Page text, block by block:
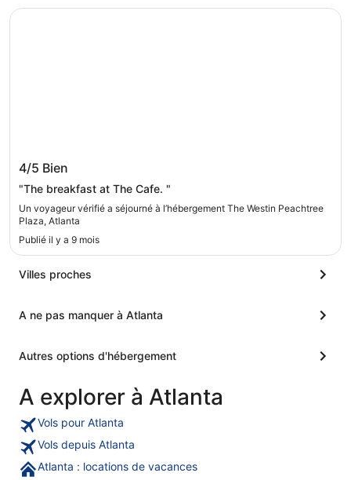
4/5 Bien
"The breakfast at The Cafe. "
Un voyageur vérifié a séjourné à l’hébergement The Westin Peachtree
Plaza, Atlanta
Publié il y a 9 mois
The Westin Peachtree Plaza, Atlanta
Villes proches
A ne pas manquer à Atlanta
Autres options d'hébergement
A explorer à Atlanta
Vols pour Atlanta
Vols depuis Atlanta
Atlanta : locations de vacances